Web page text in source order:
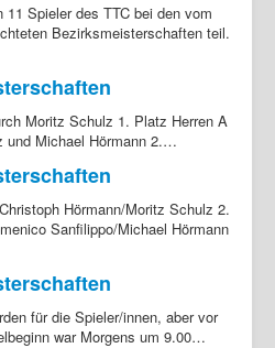
Spieler des TTC bei den vom
Bezirksmeisterschaften teil.
Moritz Schulz 1. Platz Herren A
und Michael Hörmann 2.…
Hörmann/Moritz Schulz 2.
Sanfilippo/Michael Hörmann
für die Spieler/innen, aber vor
war Morgens um 9.00…